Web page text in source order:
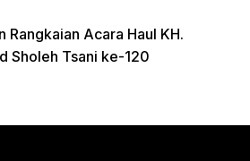
Rangkaian Acara Haul KH.
Sholeh Tsani ke-120